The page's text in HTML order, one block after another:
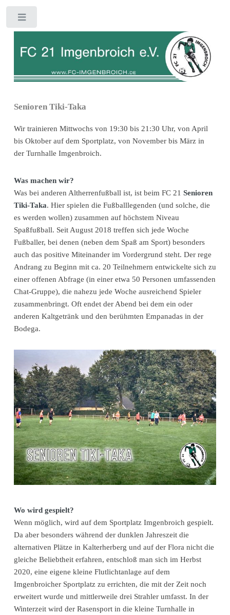
Senioren Tiki-Taka
Wir trainieren Mittwochs von 19:30 bis 21:30 Uhr, von April
bis Oktober auf dem Sportplatz, von November bis März in
der Turnhalle Imgenbroich.
Was machen wir?
Was bei anderen Altherrenfußball ist, ist beim FC 21 Senioren
Tiki-Taka. Hier spielen die Fußballlegenden (und solche, die
es werden wollen) zusammen auf höchstem Niveau
Spaßfußball. Seit August 2018 treffen sich jede Woche
Fußballer, bei denen (neben dem Spaß am Sport) besonders
auch das positive Miteinander im Vordergrund steht. Der rege
Andrang zu Beginn mit ca. 20 Teilnehmern entwickelte sich zu
einer offenen Abfrage (in einer etwa 50 Personen umfassenden
Chat-Gruppe), die nahezu jede Woche ausreichend Spieler
zusammenbringt. Oft endet der Abend bei dem ein oder
anderen Kaltgetränk und den berühmten Empanadas in der
Bodega.
Wo wird gespielt?
Wenn möglich, wird auf dem Sportplatz Imgenbroich gespielt.
Da aber besonders während der dunklen Jahreszeit die
alternativen Plätze in Kalterherberg und auf der Flora nicht die
gleiche Beliebtheit erfahren, entschloß man sich im Herbst
2020, eine eigene kleine Flutlichtanlage auf dem
Imgenbroicher Sportplatz zu errichten, die mit der Zeit noch
erweitert wurde und mittlerweile drei Strahler umfasst. In der
Winterzeit wird der Rasensport in die kleine Turnhalle in